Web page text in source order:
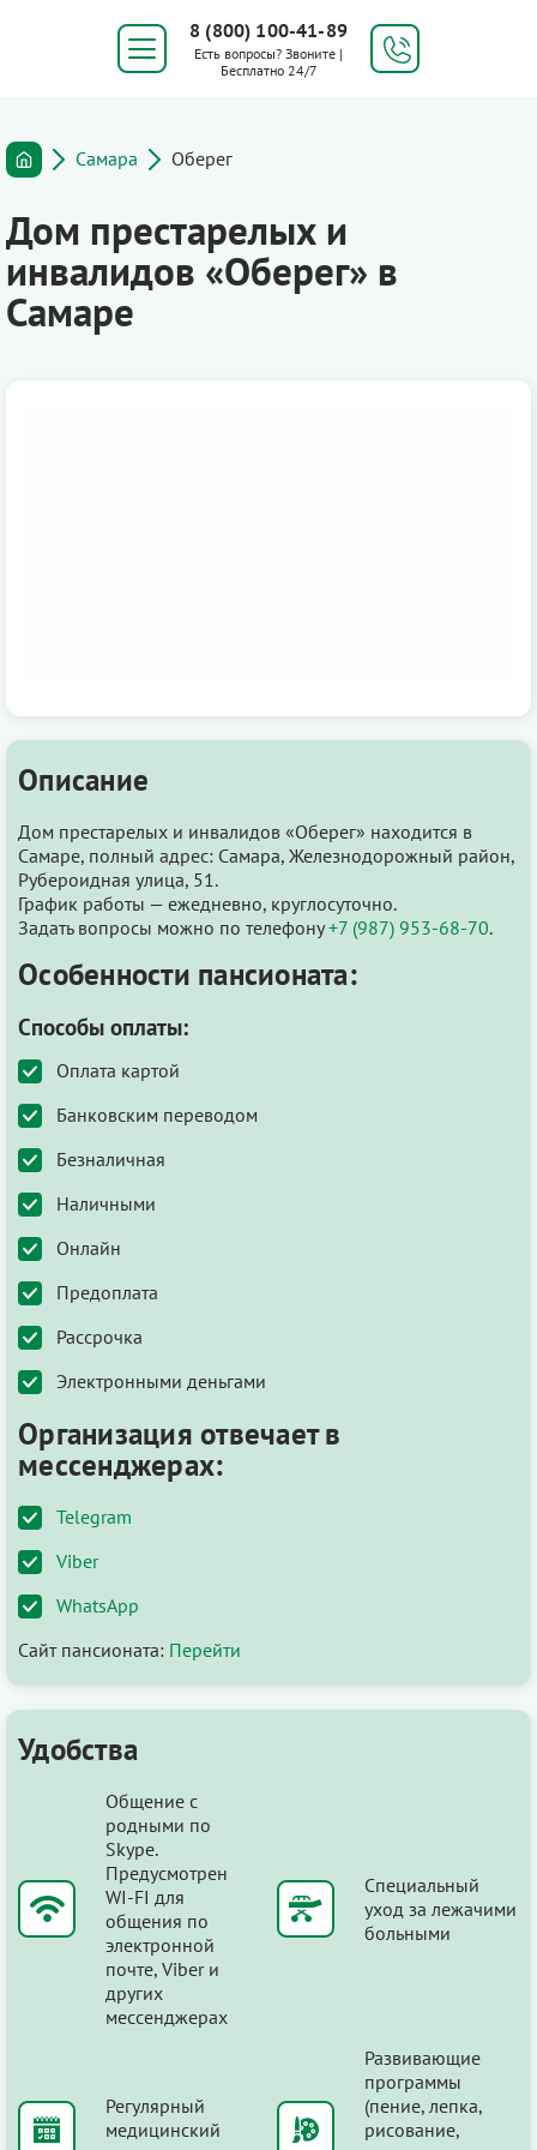
8 (800) 100-41-89
Есть вопросы? Звоните |
Бесплатно 24/7
Самара Оберег
Дом престарелых и
инвалидов «Оберег» в
Самаре
Описание
Дом престарелых и инвалидов «Оберег» находится в
Самаре, полный адрес: Самара, Железнодорожный район,
Рубероидная улица, 51.
График работы — ежедневно, круглосуточно.
Задать вопросы можно по телефону+7 (987) 953-68-70.
Особенности пансионата:
Способы оплаты:
Оплата картой
Банковским переводом
Безналичная
Наличными
Онлайн
Предоплата
Рассрочка
Электронными деньгами
Организация отвечает в
мессенджерах:
Telegram
Viber
WhatsApp
Сайт пансионата: Перейти
Удобства
Общение с
родными по
Skype.
Предусмотрен
WI-FI для
общения по
электронной
почте, Viber и
других
мессенджерах
Специальный
уход за лежачими
больными
Регулярный
медицинский
Развивающие
программы
(пение, лепка,
рисование,